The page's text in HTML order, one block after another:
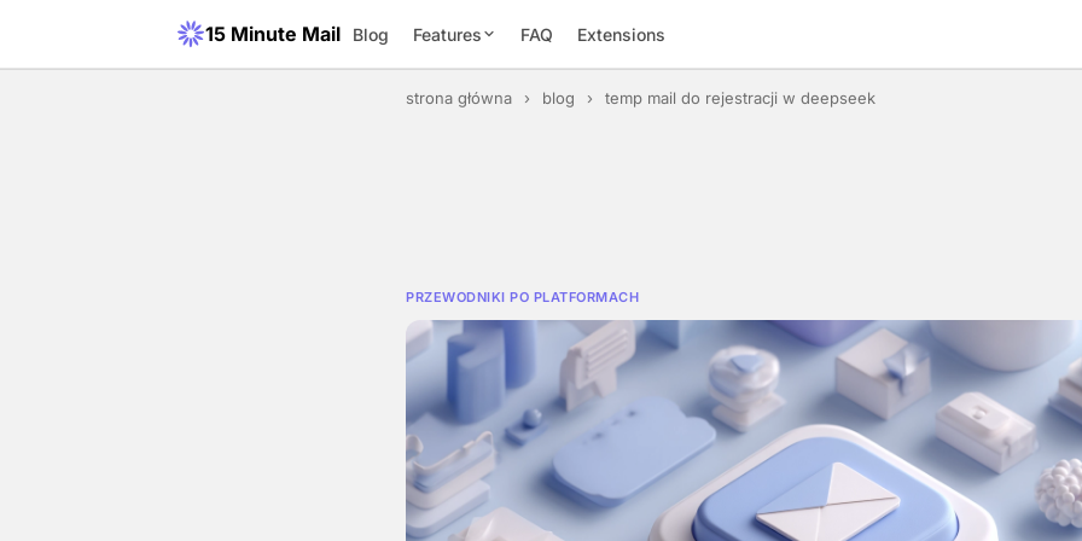
15 Minute Mail Blog Features FAQ Extensions
strona główna › blog › temp mail do rejestracji w deepseek
PRZEWODNIKI PO PLATFORMACH